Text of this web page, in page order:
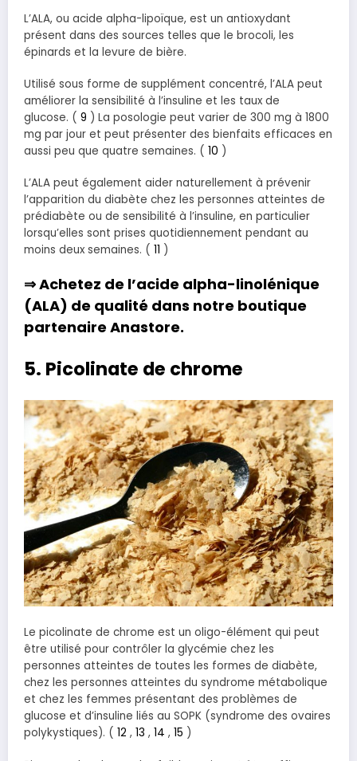
L’ALA, ou acide alpha-lipoïque, est un antioxydant
présent dans des sources telles que le brocoli, les
épinards et la levure de bière.
Utilisé sous forme de supplément concentré, l’ALA peut
améliorer la sensibilité à l’insuline et les taux de
glucose. ( 9 ) La posologie peut varier de 300 mg à 1800
mg par jour et peut présenter des bienfaits efficaces en
aussi peu que quatre semaines. ( 10 )
L’ALA peut également aider naturellement à prévenir
l’apparition du diabète chez les personnes atteintes de
prédiabète ou de sensibilité à l’insuline, en particulier
lorsqu’elles sont prises quotidiennement pendant au
moins deux semaines. ( 11 )
⇒ Achetez de l’acide alpha-linolénique
(ALA) de qualité dans notre boutique
partenaire Anastore.
5. Picolinate de chrome
Le picolinate de chrome est un oligo-élément qui peut
être utilisé pour contrôler la glycémie chez les
personnes atteintes de toutes les formes de diabète,
chez les personnes atteintes du syndrome métabolique
et chez les femmes présentant des problèmes de
glucose et d’insuline liés au SOPK (syndrome des ovaires
polykystiques). ( 12 , 13 , 14 , 15 )